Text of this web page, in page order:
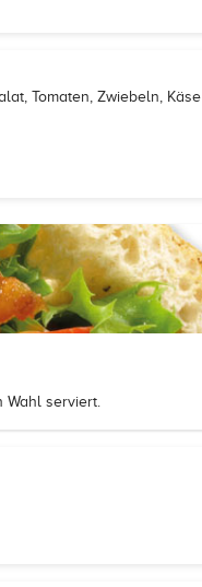
Tomaten, Zwiebeln, Käse
Wahl serviert.